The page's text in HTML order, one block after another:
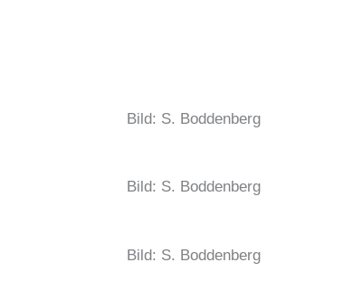
Bild: S. Boddenberg
Bild: S. Boddenberg
Bild: S. Boddenberg